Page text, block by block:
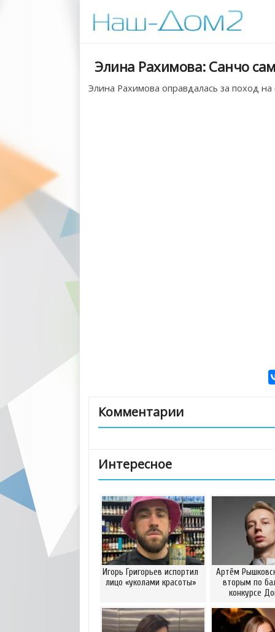
Элина Рахимова: Санчо
Элина Рахимова оправдалась за поход
Комментарии
Интересное
Игорь Григорьев испортил
лицо «уколами красоты»
Артём
вторым по
конкурсе